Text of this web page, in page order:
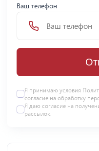
Ваш телефон
Я принимаю условия
согласие на обработку
Я даю согласие на
рассылок.